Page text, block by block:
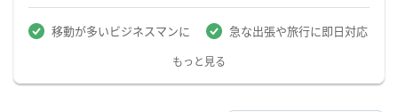
移動が多いビジネスマンに 急な出張や旅行に即日対応
もっと見る